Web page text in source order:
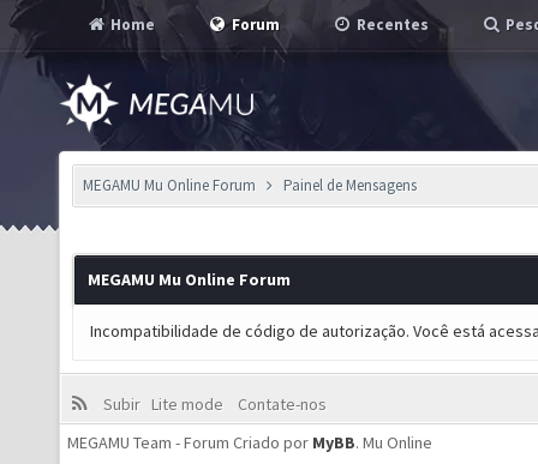
Home Forum Recentes
MEGAMU Mu Online Forum Painel de Mensagens
MEGAMU Mu Online Forum
Incompatibilidade de código de autorização. Você está
Subir Lite mode
Contate-nos
MEGAMU Team - Forum Criado por MyBB. Mu Online